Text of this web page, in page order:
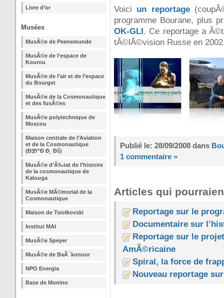
Livre d’or
Musées
MusÃ©e de Peenemunde
MusÃ©e de l’espace de
Kourou
MusÃ©e de l’air et de l’espace
du Bourget
MusÃ©e de la Cosmonautique
et des fusÃ©es
MusÃ©e polytechnique de
Moscou
Maison centrale de l’Aviation
et de la Cosmonautique
(Ð¦Ð”Ð Ð¸ Ðš)
MusÃ©e d’Ã‰tat de l’histoire
de la cosmonautique de
Kalouga
MusÃ©e MÃ©morial de la
Cosmonautique
Maison de Tsiolkovski
Institut MAI
MusÃ©e Speyer
MusÃ©e de BaÃ¯konour
NPO Energia
Base de Monino
Voici un reportage
programme Bourane, plus
OK-GLI. Ce reportage a
tÃ©lÃ©vision Russe en
Publié le: 28/09/2008 dans
1 commentaire »
Articles qui
Reportage sur le
Documentaire sur
Reportage sur le
AmÃ©ricaine
Spiral, la force de
Nouveau reportage